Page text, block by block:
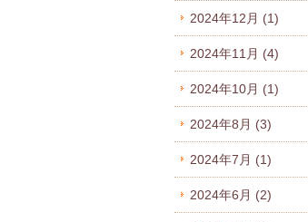
2024年12月 (1)
2024年11月 (4)
2024年10月 (1)
2024年8月 (3)
2024年7月 (1)
2024年6月 (2)